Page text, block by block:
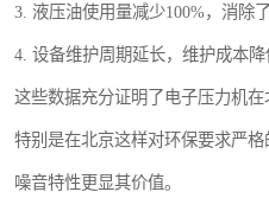
3. 液压油使用量减少100%，消除
4. 设备维护周期延长，维护成本降
这些数据充分证明了电子压力机在
特别是在北京这样对环保要求严
噪音特性更显其价值。